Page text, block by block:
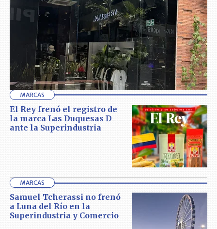
MARCAS
El Rey frenó el registro de
la marca Las Duquesas D
ante la Superindustria
MARCAS
Samuel Tcherassi no frenó
a Luna del Río en la
Superindustria y Comercio